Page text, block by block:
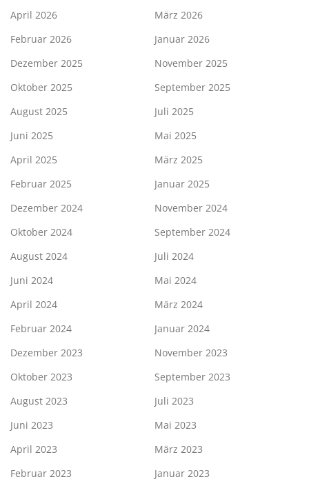
April 2026
März 2026
Februar 2026
Januar 2026
Dezember 2025
November 2025
Oktober 2025
September 2025
August 2025
Juli 2025
Juni 2025
Mai 2025
April 2025
März 2025
Februar 2025
Januar 2025
Dezember 2024
November 2024
Oktober 2024
September 2024
August 2024
Juli 2024
Juni 2024
Mai 2024
April 2024
März 2024
Februar 2024
Januar 2024
Dezember 2023
November 2023
Oktober 2023
September 2023
August 2023
Juli 2023
Juni 2023
Mai 2023
April 2023
März 2023
Februar 2023
Januar 2023